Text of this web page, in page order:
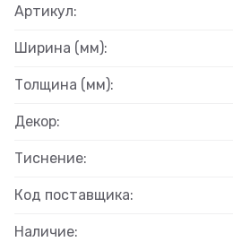
Артикул:
Ширина (мм):
Толщина (мм):
Декор:
Тиснение:
Код поставщика:
Наличие: